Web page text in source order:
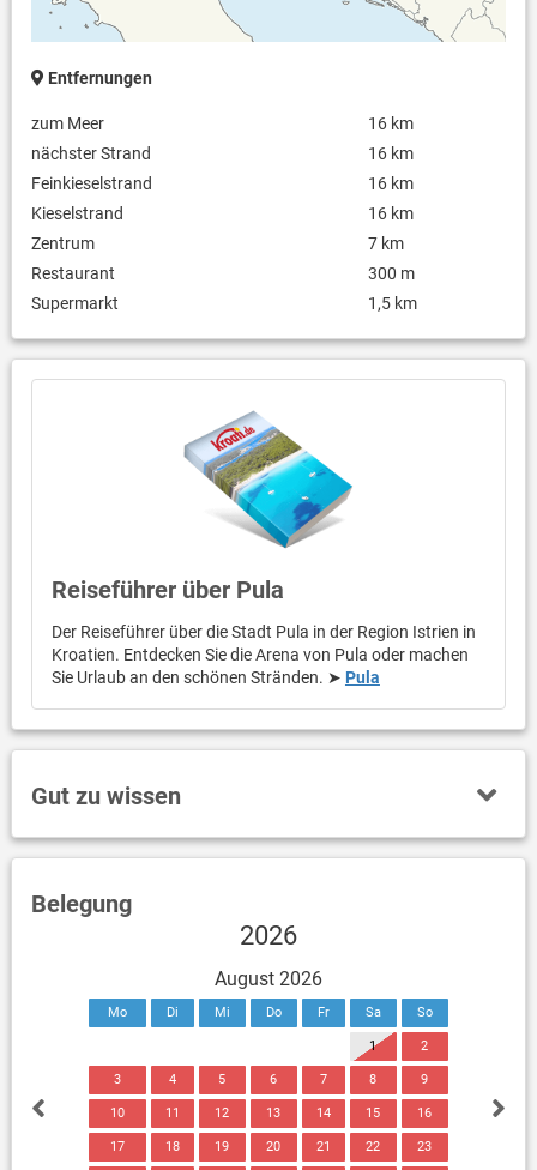
Safe
Tischfußball, Darts und Swing
Entfernungen
zum Meer
16 km
nächster Strand
16 km
Feinkieselstrand
16 km
Kieselstrand
16 km
Zentrum
7 km
Restaurant
300 m
Supermarkt
1,5 km
Reiseführer über Pula
Der Reiseführer über die Stadt Pula in der Region Istrien in
Kroatien. Entdecken Sie die Arena von Pula oder machen
Sie Urlaub an den schönen Stränden. ➤ Pula
Gut zu wissen
Belegung
2026
August 2026
Mo Di Mi Do Fr Sa So
1 2
3 4 5 6 7 8 9
10 11 12 13 14 15 16
17 18 19 20 21 22 23